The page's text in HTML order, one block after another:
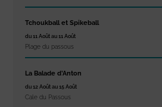
Tchoukball et Spikeball
du 11 Août au 11 Août
Plage du passous
La Balade d’Anton
du 12 Août au 15 Août
Cale du Passous